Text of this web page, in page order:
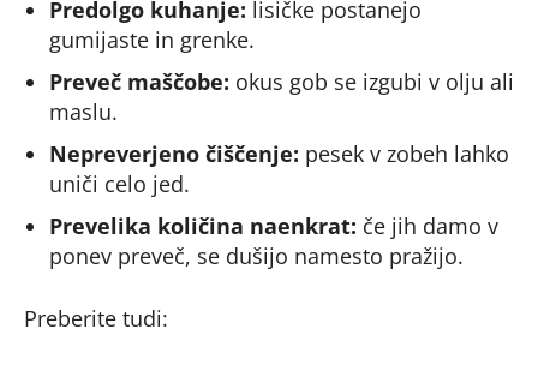
Predolgo kuhanje: lisičke postanejo
gumijaste in grenke.
Preveč maščobe: okus gob se izgubi v olju ali
maslu.
Nepreverjeno čiščenje: pesek v zobeh lahko
uniči celo jed.
Prevelika količina naenkrat: če jih damo v
ponev preveč, se dušijo namesto pražijo.
Preberite tudi: